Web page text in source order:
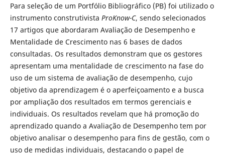
Para seleção de um Portfólio Bibliográfico (PB) foi utilizado o
instrumento construtivista ProKnow-C, sendo selecionados
17 artigos que abordaram Avaliação de Desempenho e
Mentalidade de Crescimento nas 6 bases de dados
consultadas. Os resultados demonstram que os gestores
apresentam uma mentalidade de crescimento na fase do
uso de um sistema de avaliação de desempenho, cujo
objetivo da aprendizagem é o aperfeiçoamento e a busca
por ampliação dos resultados em termos gerenciais e
individuais. Os resultados revelam que há promoção do
aprendizado quando a Avaliação de Desempenho tem por
objetivo analisar o desempenho para fins de gestão, com o
uso de medidas individuais, destacando o papel de